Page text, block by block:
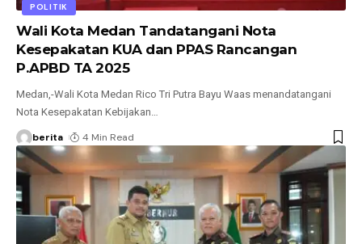
POLITIK
Wali Kota Medan Tandatangani Nota
Kesepakatan KUA dan PPAS Rancangan
P.APBD TA 2025
Medan,-Wali Kota Medan Rico Tri Putra Bayu Waas menandatangani
Nota Kesepakatan Kebijakan
berita 4 Min Read